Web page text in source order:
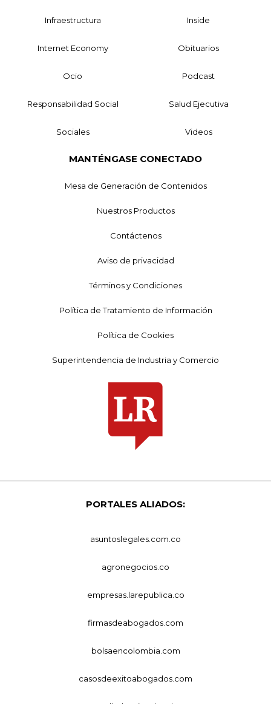
Infraestructura Inside
Internet Economy Obituarios
Ocio Podcast
Responsabilidad Social Salud Ejecutiva
Sociales Videos
MANTÉNGASE CONECTADO
Mesa de Generación de Contenidos
Nuestros Productos
Contáctenos
Aviso de privacidad
Términos y Condiciones
Política de Tratamiento de Información
Política de Cookies
Superintendencia de Industria y Comercio
PORTALES ALIADOS:
asuntoslegales.com.co
agronegocios.co
empresas.larepublica.co
firmasdeabogados.com
bolsaencolombia.com
casosdeexitoabogados.com